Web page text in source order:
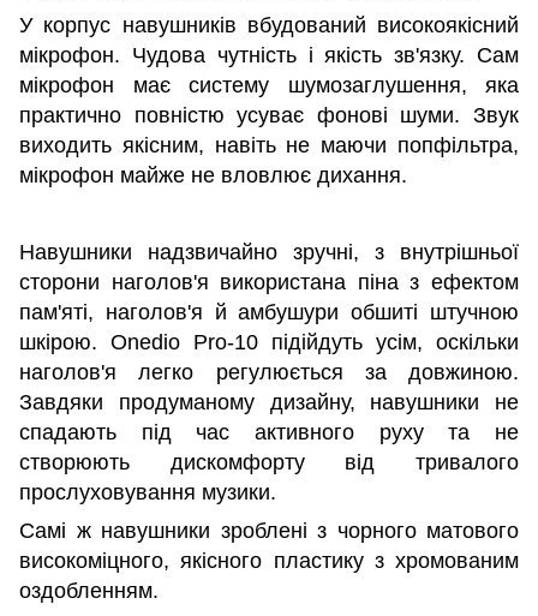
У корпус навушників вбудований високоякісний
мікрофон. Чудова чутність і якість зв'язку. Сам
мікрофон має систему шумозаглушення, яка
практично повністю усуває фонові шуми. Звук
виходить якісним, навіть не маючи попфільтра,
мікрофон майже не вловлює дихання.
Навушники надзвичайно зручні, з внутрішньої
сторони наголов'я використана піна з ефектом
пам'яті, наголов'я й амбушури обшиті штучною
шкірою. Onedio Pro-10 підійдуть усім, оскільки
наголов'я легко регулюється за довжиною.
Завдяки продуманому дизайну, навушники не
спадають під час активного руху та не
створюють дискомфорту від тривалого
прослуховування музики.
Самі ж навушники зроблені з чорного матового
високоміцного, якісного пластику з хромованим
оздобленням.